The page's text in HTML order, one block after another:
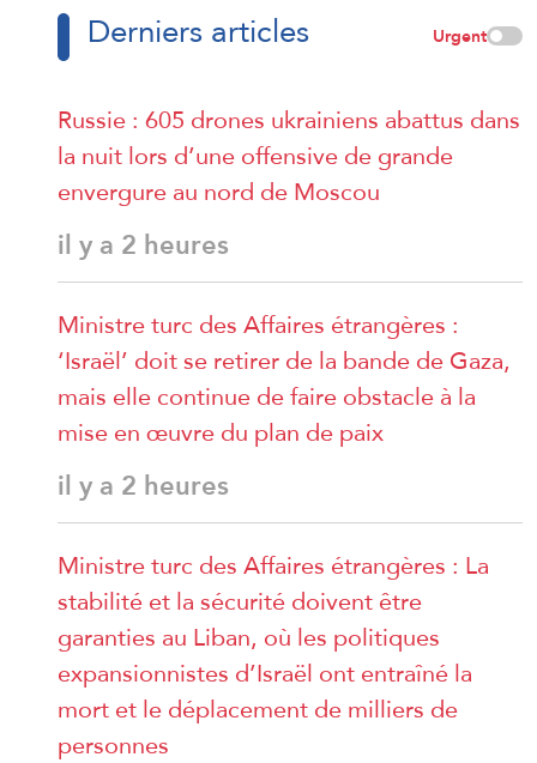
Derniers articles Urgent
Russie : 605 drones ukrainiens abattus dans
la nuit lors d’une offensive de grande
envergure au nord de Moscou
il y a 2 heures
Ministre turc des Affaires étrangères :
‘Israël’ doit se retirer de la bande de Gaza,
mais elle continue de faire obstacle à la
mise en œuvre du plan de paix
il y a 2 heures
Ministre turc des Affaires étrangères : La
stabilité et la sécurité doivent être
garanties au Liban, où les politiques
expansionnistes d’Israël ont entraîné la
mort et le déplacement de milliers de
personnes